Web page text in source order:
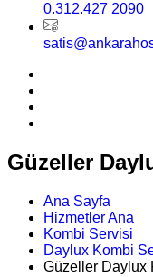
0.312.427 2090
Güzeller
Ana Sayfa
Hizmetler Ana
Kombi Servisi
Daylux Kombi
Güzeller Daylux